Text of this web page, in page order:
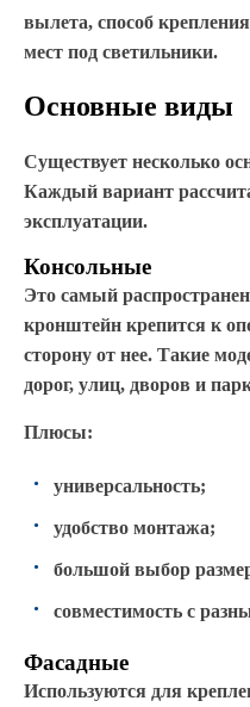
вылета, способ
мест под светильники.
Основные виды
Существует несколько
Каждый вариант
эксплуатации.
Консольные
Это самый
кронштейн крепится к
сторону от нее. Такие
дорог, улиц, дворов и
Плюсы:
универсальность;
удобство монтажа;
большой выбор
совместимость с
Фасадные
Используются для